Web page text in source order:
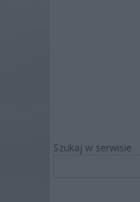
Szukaj w serwisie